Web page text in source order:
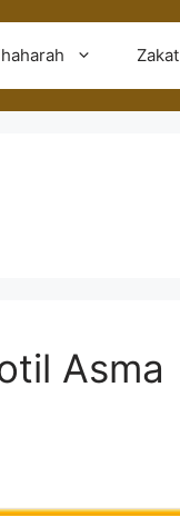
Zakat
Asma